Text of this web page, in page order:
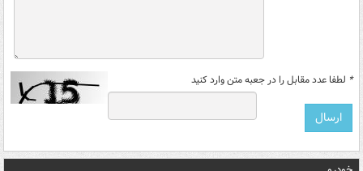
* لطفا عدد مقابل را در جعبه متن وارد کنید